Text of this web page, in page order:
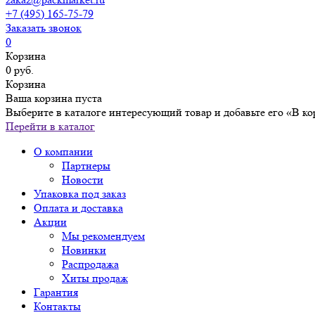
+7 (495) 165-75-79
Заказать звонок
0
Корзина
0 руб.
Корзина
Ваша корзина пуста
Выберите в каталоге интересующий товар и добавьте его «В
Перейти в каталог
О компании
Партнеры
Новости
Упаковка под заказ
Оплата и доставка
Акции
Мы рекомендуем
Новинки
Распродажа
Хиты продаж
Гарантия
Контакты